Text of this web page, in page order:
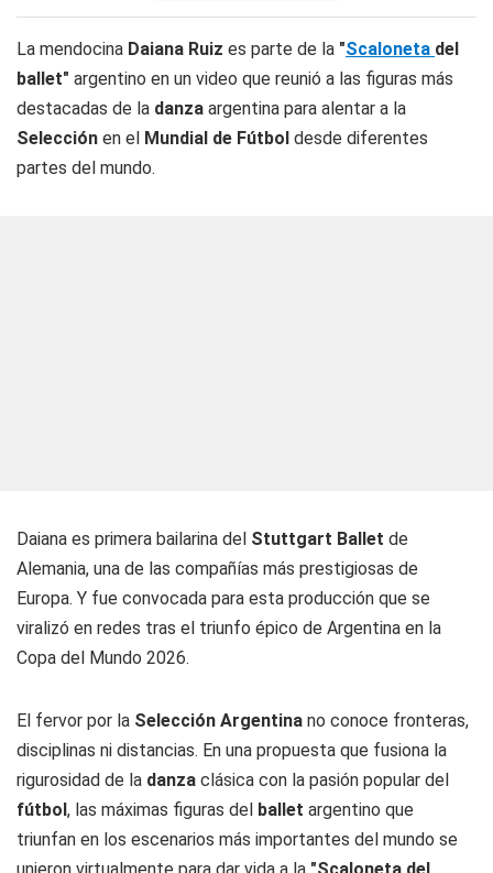
La mendocina Daiana Ruiz es parte de la "Scaloneta del
ballet" argentino en un video que reunió a las figuras más
destacadas de la danza argentina para alentar a la
Selección en el Mundial de Fútbol desde diferentes
partes del mundo.
Daiana es primera bailarina del Stuttgart Ballet de
Alemania, una de las compañías más prestigiosas de
Europa. Y fue convocada para esta producción que se
viralizó en redes tras el triunfo épico de Argentina en la
Copa del Mundo 2026.
El fervor por la Selección Argentina no conoce fronteras,
disciplinas ni distancias. En una propuesta que fusiona la
rigurosidad de la danza clásica con la pasión popular del
fútbol, las máximas figuras del ballet argentino que
triunfan en los escenarios más importantes del mundo se